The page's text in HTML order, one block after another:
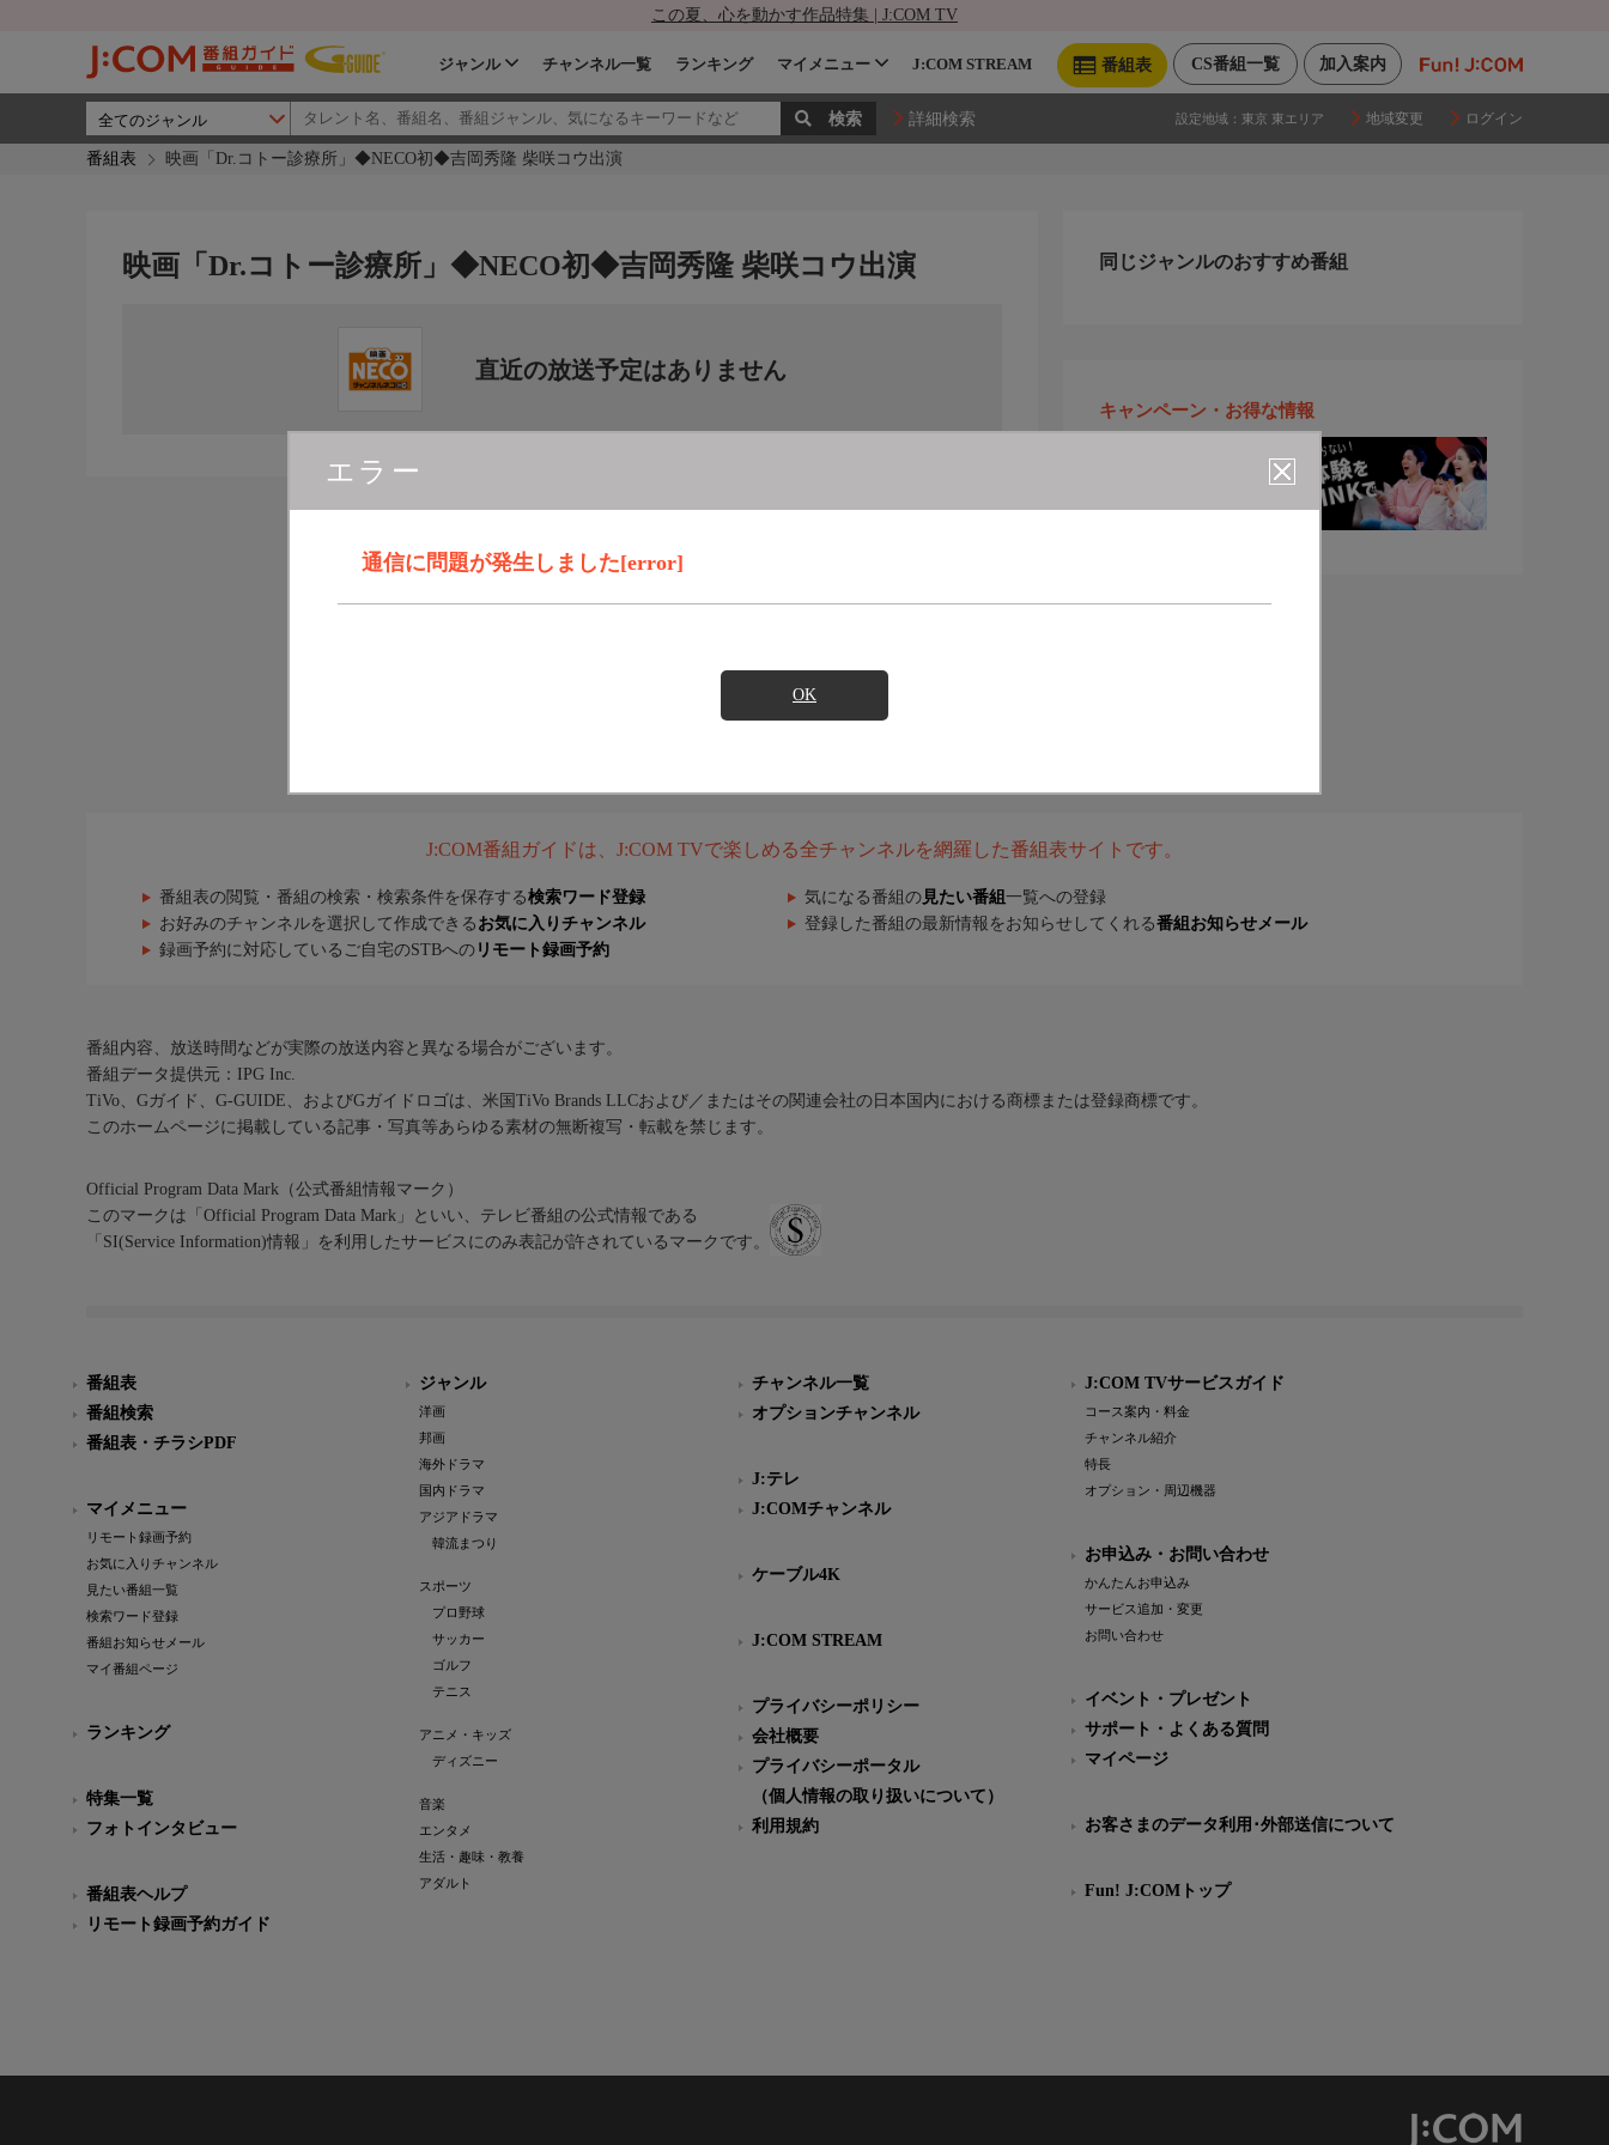
この夏、心を動かす作品特集 | J:COM TV
加入案内
CS番組一覧
番組表
ジャンル チャンネル一覧 ランキング マイメニュー J:COM STREAM
詳細検索 設定地域： 東京 東エリア 地域変更 ログイン
番組表 映画「Dr.コトー診療所」◆NECO初◆吉岡秀隆 柴咲コウ出演
エラー
通信に問題が発生しました[error]
OK
映画「Dr.コトー診療所」◆NECO初◆吉岡秀隆 柴咲コウ出演
直近の放送予定はありません
同じジャンルのおすすめ番組
キャンペーン・お得な情報
J:COM番組ガイドは、J:COM TVで楽しめる全チャンネルを網羅した番組表サイトです。
番組表の閲覧・番組の検索・検索条件を保存する検索ワード登録 気になる番組の 見たい番組 一覧への登録
お好みのチャンネルを選択して作成できる お気に入りチャンネル 登録した番組の最新情報をお知らせしてくれる番組お知らせメール
録画予約に対応しているご自宅のSTBへの リモート録画予約
番組内容、放送時間などが実際の放送内容と異なる場合がございます。
番組データ提供元：IPG Inc.
TiVo、Gガイド、G-GUIDE、およびGガイドロゴは、米国TiVo Brands LLCおよび／またはその関連会社の日本国内における商標または登録商標です。
このホームページに掲載している記事・写真等あらゆる素材の無断複写・転載を禁じます。
Official Program Data Mark（公式番組情報マーク）
このマークは「Official Program Data Mark」といい、テレビ番組の公式情報である
「SI(Service Information)情報」を利用したサービスにのみ表記が許されているマークです。
番組表
番組検索
番組表・チラシPDF
マイメニュー
リモート録画予約
お気に入りチャンネル
見たい番組一覧
検索ワード登録
番組お知らせメール
マイ番組ページ
ランキング
特集一覧
フォトインタビュー
番組表ヘルプ
リモート録画予約ガイド
ジャンル
洋画
邦画
海外ドラマ
国内ドラマ
アジアドラマ
韓流まつり
スポーツ
プロ野球
サッカー
ゴルフ
テニス
アニメ・キッズ
ディズニー
音楽
エンタメ
生活・趣味・教養
アダルト
チャンネル一覧
オプションチャンネル
J:テレ
J:COMチャンネル
ケーブル4K
J:COM STREAM
プライバシーポリシー
会社概要
プライバシーポータル
（個人情報の取り扱いについて）
利用規約
J:COM TVサービスガイド
コース案内・料金
チャンネル紹介
特長
オプション・周辺機器
お申込み・お問い合わせ
かんたんお申込み
サービス追加・変更
お問い合わせ
イベント・プレゼント
サポート・よくある質問
マイページ
お客さまのデータ利用･外部送信について
Fun! J:COMトップ